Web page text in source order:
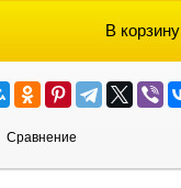
В корзину
Сравнение